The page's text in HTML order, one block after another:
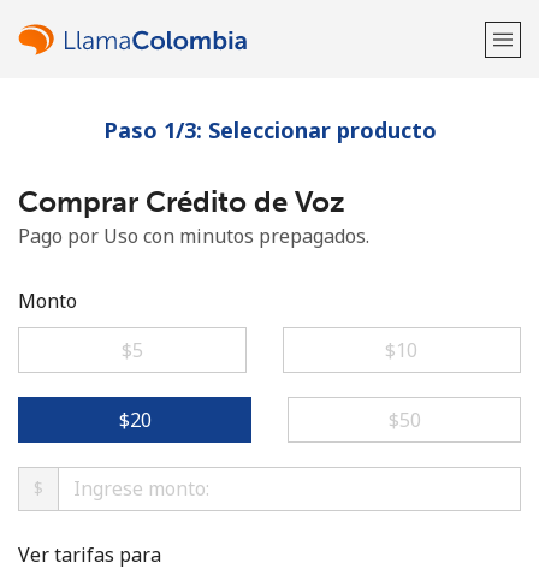
¡Bienvenido!
¿Ya tienes una cuenta?Inicia sesión →
Paso 1/3: Seleccionar producto
Comprar Crédito de Voz
Pago por Uso con minutos prepagados.
Monto
⁦$5⁩
⁦$10⁩
⁦$20⁩ ⁦$50⁩
$
Ver tarifas para